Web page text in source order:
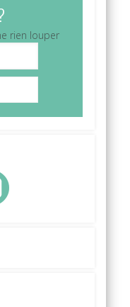
rien louper